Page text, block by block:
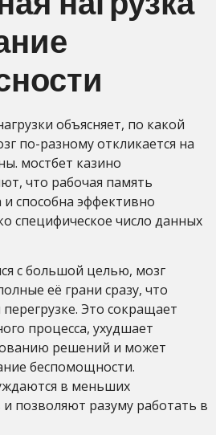
объясняет, по какой
по-разному откликается на
мостбет казино
что рабочая память
способна эффективно
специфическое число данных
с большой целью, мозг
её грани сразу, что
Это сокращает
процесса, ухудшает
решений и может
беспомощности.
в меньших
позволяют разуму работать в